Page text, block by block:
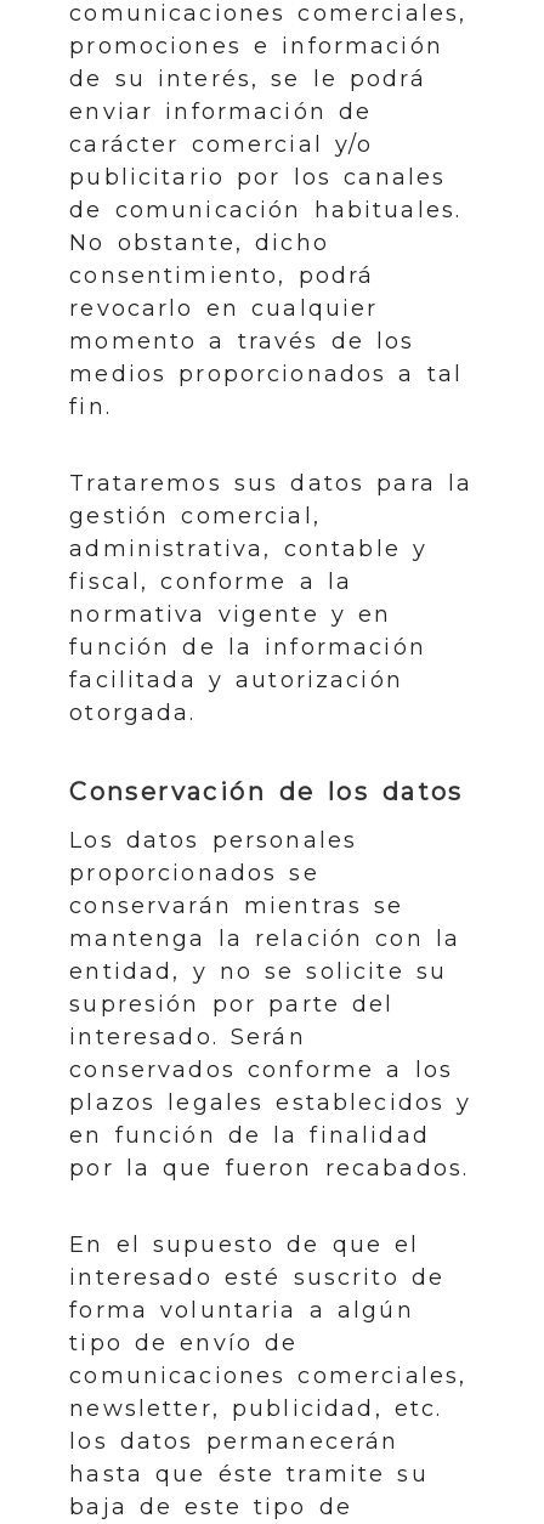
comunicaciones comerciales,
promociones e información
de su interés, se le podrá
enviar información de
carácter comercial y/o
publicitario por los canales
de comunicación habituales.
No obstante, dicho
consentimiento, podrá
revocarlo en cualquier
momento a través de los
medios proporcionados a tal
fin.
Trataremos sus datos para la
gestión comercial,
administrativa, contable y
fiscal, conforme a la
normativa vigente y en
función de la información
facilitada y autorización
otorgada.
Conservación de los datos
Los datos personales
proporcionados se
conservarán mientras se
mantenga la relación con la
entidad, y no se solicite su
supresión por parte del
interesado. Serán
conservados conforme a los
plazos legales establecidos y
en función de la finalidad
por la que fueron recabados.
En el supuesto de que el
interesado esté suscrito de
forma voluntaria a algún
tipo de envío de
comunicaciones comerciales,
newsletter, publicidad, etc.
los datos permanecerán
hasta que éste tramite su
baja de este tipo de